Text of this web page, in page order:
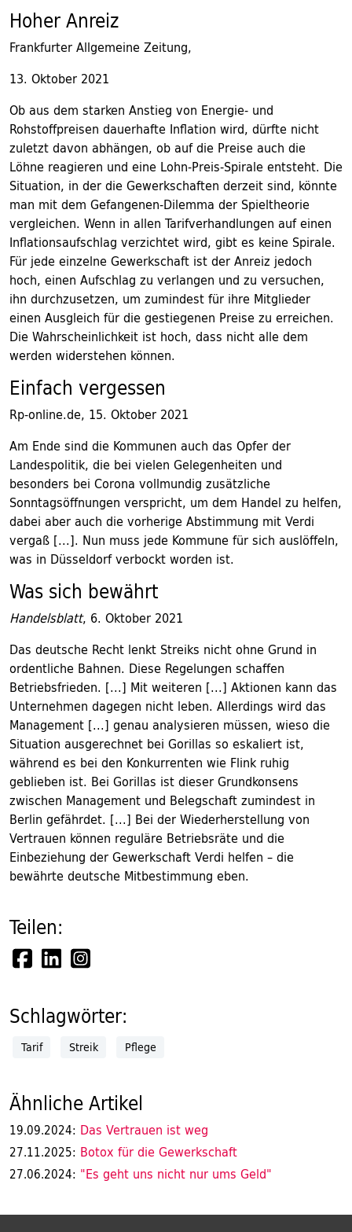
Hoher Anreiz
Frankfurter Allgemeine Zeitung,
13. Oktober 2021
Ob aus dem starken Anstieg von Energie- und
Rohstoffpreisen dauerhafte Inflation wird, dürfte nicht
zuletzt davon abhängen, ob auf die Preise auch die
Löhne reagieren und eine Lohn-Preis-Spirale entsteht. Die
Situation, in der die Gewerkschaften derzeit sind, könnte
man mit dem Gefangenen-Dilemma der Spieltheorie
vergleichen. Wenn in allen Tarifverhandlungen auf einen
Inflationsaufschlag verzichtet wird, gibt es keine Spirale.
Für jede einzelne Gewerkschaft ist der Anreiz jedoch
hoch, einen Aufschlag zu verlangen und zu versuchen,
ihn durchzusetzen, um zumindest für ihre Mitglieder
einen Ausgleich für die gestiegenen Preise zu erreichen.
Die Wahrscheinlichkeit ist hoch, dass nicht alle dem
werden widerstehen können.
Einfach vergessen
Rp-online.de, 15. Oktober 2021
Am Ende sind die Kommunen auch das Opfer der
Landespolitik, die bei vielen Gelegenheiten und
besonders bei Corona vollmundig zusätzliche
Sonntagsöffnungen verspricht, um dem Handel zu helfen,
dabei aber auch die vorherige Abstimmung mit Verdi
vergaß [...]. Nun muss jede Kommune für sich auslöffeln,
was in Düsseldorf verbockt worden ist.
Was sich bewährt
Handelsblatt, 6. Oktober 2021
Das deutsche Recht lenkt Streiks nicht ohne Grund in
ordentliche Bahnen. Diese Regelungen schaffen
Betriebsfrieden. [...] Mit weiteren [...] Aktionen kann das
Unternehmen dagegen nicht leben. Allerdings wird das
Management [...] genau analysieren müssen, wieso die
Situation ausgerechnet bei Gorillas so eskaliert ist,
während es bei den Konkurrenten wie Flink ruhig
geblieben ist. Bei Gorillas ist dieser Grundkonsens
zwischen Management und Belegschaft zumindest in
Berlin gefährdet. [...] Bei der Wiederherstellung von
Vertrauen können reguläre Betriebsräte und die
Einbeziehung der Gewerkschaft Verdi helfen – die
bewährte deutsche Mitbestimmung eben.
Teilen:
Schlagwörter:
Tarif Streik Pflege
Ähnliche Artikel
19.09.2024: Das Vertrauen ist weg
27.11.2025: Botox für die Gewerkschaft
27.06.2024: "Es geht uns nicht nur ums Geld"